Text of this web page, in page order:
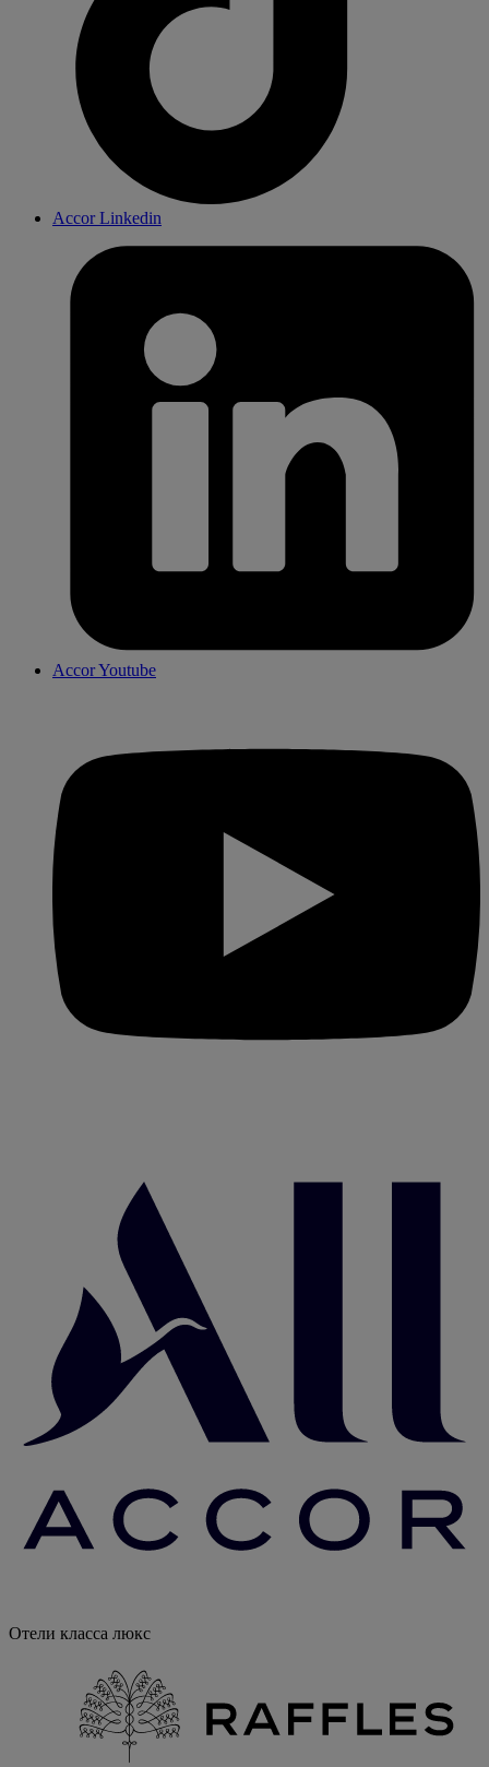
Accor Linkedin
Accor Youtube
Отели класса люкс